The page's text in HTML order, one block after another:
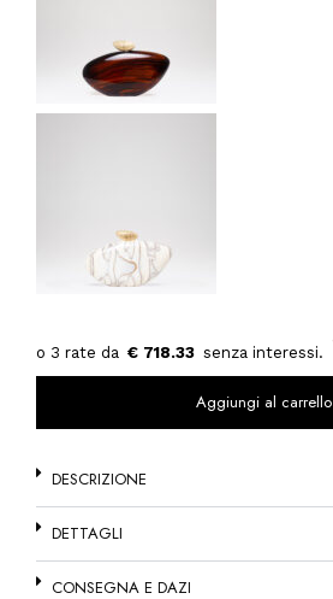
€ 718.33
Aggiungi al carrello
DESCRIZIONE
DETTAGLI
CONSEGNA E DAZI